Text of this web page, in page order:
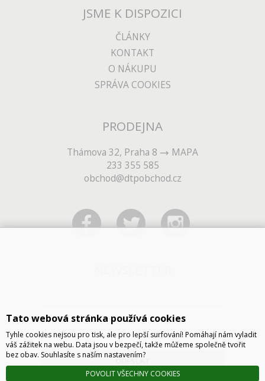
JSME K DISPOZICI
ČLÁNKY
KONTAKT
O NÁKUPU
SPRÁVA COOKIES
PRODEJNA
Thámova 32, Praha 8
MAPA
233 355 585
obchod@dtpobchod.cz
ODESLAT
Tato webová stránka používá cookies
Tyhle cookies nejsou pro tisk, ale pro lepší surfování! Pomáhají nám vyladit
váš zážitek na webu. Data jsou v bezpečí, takže můžeme společně tvořit
bez obav. Souhlasíte s naším nastavením?
POVOLIT VŠECHNY COOKIES